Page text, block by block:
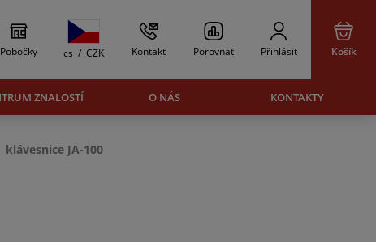
Pobočky cs / CZK Kontakt Porovnat Přihlásit Košík
ZNALOSTÍ O NÁS KONTAKTY
klávesnice JA-100